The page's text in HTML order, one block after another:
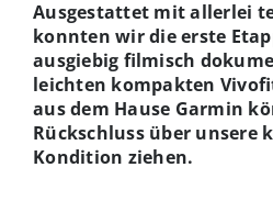
Ausgestattet mit allerlei
konnten wir die erste
ausgiebig filmisch
leichten kompakten
aus dem Hause Garmin
Rückschluss über unsere
Kondition ziehen.